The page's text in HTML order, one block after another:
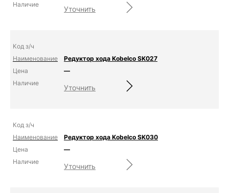
Уточнить
Редуктор хода Kobelco SK027
—
Уточнить
Редуктор хода Kobelco SK030
—
Уточнить